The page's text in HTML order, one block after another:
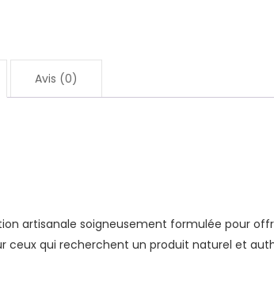
Avis (0)
artisanale soigneusement formulée pour
qui recherchent un produit naturel et